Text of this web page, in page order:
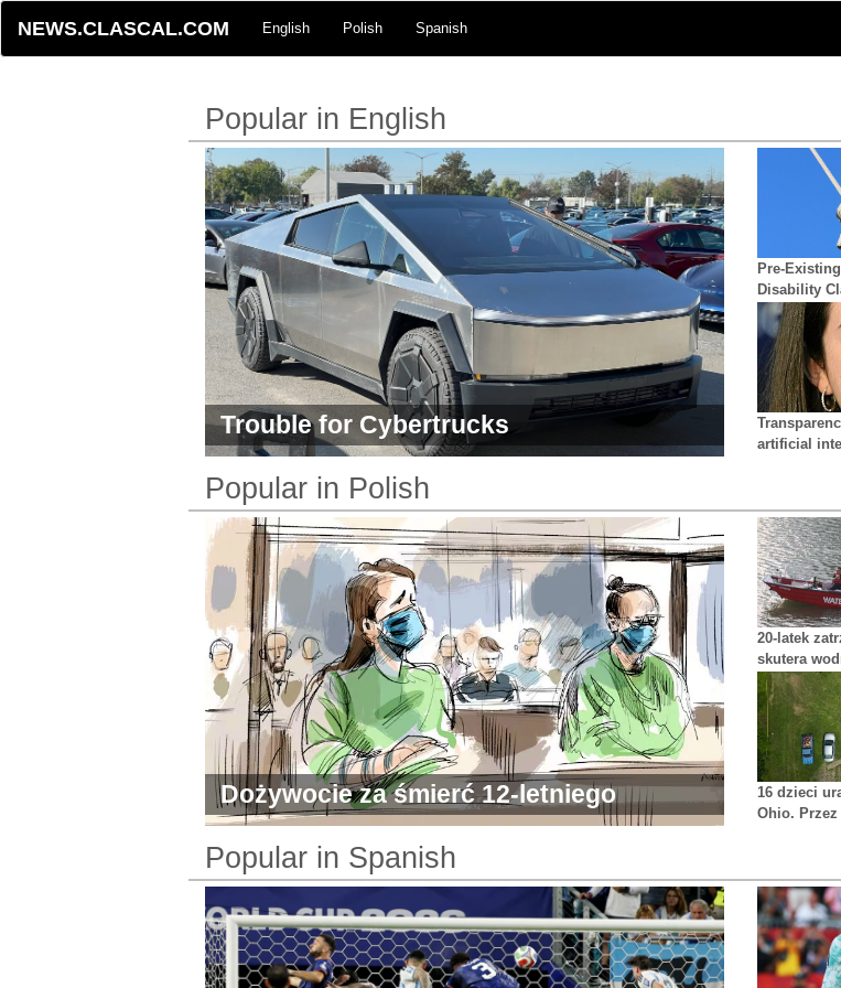
NEWS.CLASCAL.COM English Polish Spanish
Popular in English
Trouble for Cybertrucks
Pre-
Disability
artificial
Popular in Polish
Dożywocie za śmierć 12-letniego
chłopca
20-latek
skutera
ratowników
16 dzieci
Ohio. Przez
Popular in Spanish